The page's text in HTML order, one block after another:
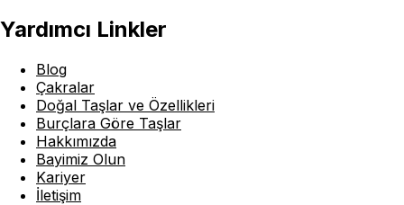
Yardımcı Linkler
Blog
Çakralar
Doğal Taşlar ve Özellikleri
Burçlara Göre Taşlar
Hakkımızda
Bayimiz Olun
Kariyer
İletişim